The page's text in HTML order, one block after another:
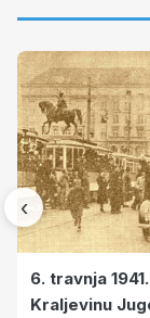
‹
6. travnja
Kraljevinu